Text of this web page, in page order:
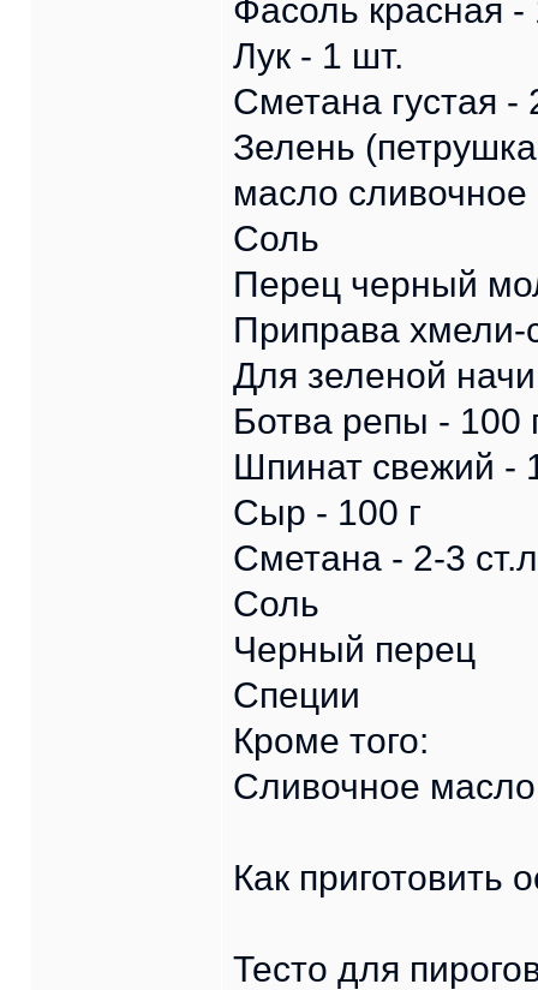
Фасоль красная -
Лук - 1 шт.
Сметана густая -
Зелень
масло сливочное
Соль
Перец черный
Приправа
Для зеленой
Ботва репы - 100
Шпинат свежий -
Сыр - 100 г
Сметана - 2-3
Соль
Черный перец
Специи
Кроме того:
Сливочное
Как приготовить
Тесто для